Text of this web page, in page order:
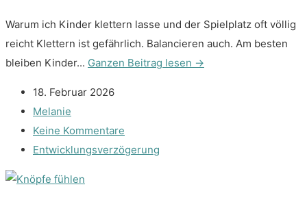
Warum ich Kinder klettern lasse und der Spielplatz oft völlig
reicht Klettern ist gefährlich. Balancieren auch. Am besten
bleiben Kinder... Ganzen Beitrag lesen →
18. Februar 2026
Melanie
Keine Kommentare
Entwicklungsverzögerung